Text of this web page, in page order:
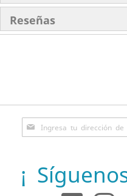
Reseñas
Inscríbase
a
de
noticias:
¡